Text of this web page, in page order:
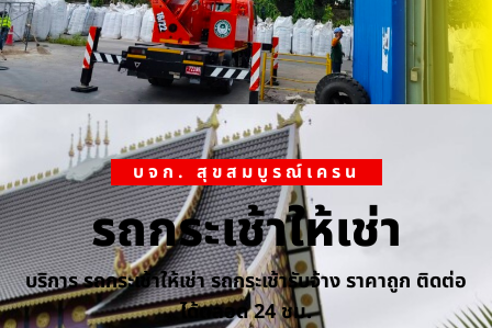
บจก. สุขสมบูรณ์เครน
รถกระเช้าให้เช่า
บริการ รถกระเช้าให้เช่า รถกระเช้ารับจ้าง ราคาถูก ติดต่อ
ได้ตลอด 24 ชม.